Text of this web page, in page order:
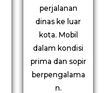
perjalanan
dinas ke luar
kota. Mobil
dalam kondisi
prima dan sopir
berpengalama
n.